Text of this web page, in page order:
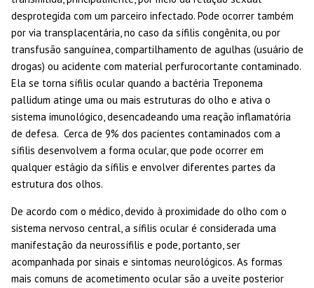
desprotegida com um parceiro infectado. Pode ocorrer também
por via transplacentária, no caso da sífilis congênita, ou por
transfusão sanguínea, compartilhamento de agulhas (usuário de
drogas) ou acidente com material perfurocortante contaminado.
Ela se torna sífilis ocular quando a bactéria Treponema
pallidum atinge uma ou mais estruturas do olho e ativa o
sistema imunológico, desencadeando uma reação inflamatória
de defesa. Cerca de 9% dos pacientes contaminados com a
sífilis desenvolvem a forma ocular, que pode ocorrer em
qualquer estágio da sífilis e envolver diferentes partes da
estrutura dos olhos.
De acordo com o médico, devido à proximidade do olho com o
sistema nervoso central, a sífilis ocular é considerada uma
manifestação da neurossífilis e pode, portanto, ser
acompanhada por sinais e sintomas neurológicos. As formas
mais comuns de acometimento ocular são a uveíte posterior